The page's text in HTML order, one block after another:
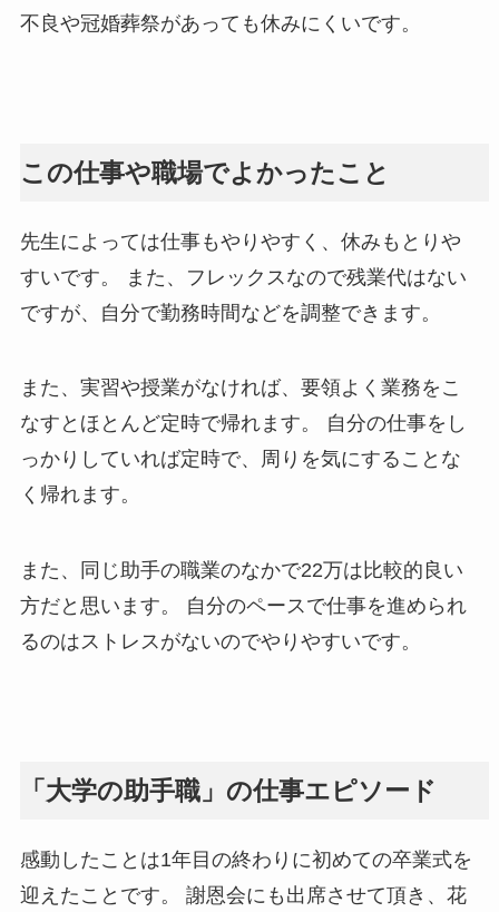
不良や冠婚葬祭があっても休みにくいです。
この仕事や職場でよかったこと
先生によっては仕事もやりやすく、休みもとりや
すいです。 また、フレックスなので残業代はない
ですが、自分で勤務時間などを調整できます。
また、実習や授業がなければ、要領よく業務をこ
なすとほとんど定時で帰れます。 自分の仕事をし
っかりしていれば定時で、周りを気にすることな
く帰れます。
また、同じ助手の職業のなかで22万は比較的良い
方だと思います。 自分のペースで仕事を進められ
るのはストレスがないのでやりやすいです。
「大学の助手職」の仕事エピソード
感動したことは1年目の終わりに初めての卒業式を
迎えたことです。 謝恩会にも出席させて頂き、花